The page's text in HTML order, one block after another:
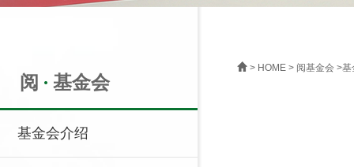
阅 基金会
基金会介绍
> HOME > 阅基金会 >基